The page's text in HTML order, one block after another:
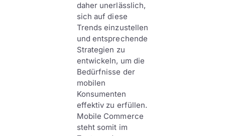
daher unerlässlich,
sich auf diese
Trends einzustellen
und entsprechende
Strategien zu
entwickeln, um die
Bedürfnisse der
mobilen
Konsumenten
effektiv zu erfüllen.
Mobile Commerce
steht somit im